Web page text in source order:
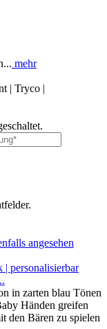
mehr
| Tryco |
angesehen
in zarten blau Tönen
Händen greifen
den Bären zu spielen